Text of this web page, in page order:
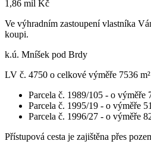
1,86 mil Kč
Ve výhradním zastoupení vlastníka
koupi.
k.ú. Mníšek pod Brdy
LV č. 4750 o celkové výměře 7536 m²
Parcela č. 1989/105 - o výměře
Parcela č. 1995/19 - o výměře
Parcela č. 1996/27 - o výměře
Přístupová cesta je zajištěna přes